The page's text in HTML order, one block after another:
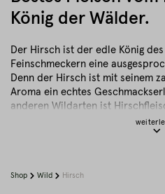
König der Wälder.
Der Hirsch ist der edle König
Feinschmeckern eine
Denn der Hirsch ist mit seinem
Aroma ein echtes
anderen Wildarten ist
und daher auch bestens für
sich?
Shop Wild Hirsch